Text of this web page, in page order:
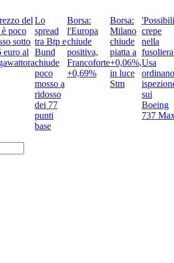
del
poco
sotto
al
Lo
spread
tra Btp e
Bund
chiude
poco
mosso a
ridosso
dei 77
punti
base
Borsa:
l'Europa
chiude
positiva,
Francoforte
+0,69%
Borsa:
Milano
chiude
piatta a
+0,06%,
in luce
Stm
'Possibili
crepe
nella
fusoliera',
Usa
ordinano
ispezione
sui
Boeing
737 Max